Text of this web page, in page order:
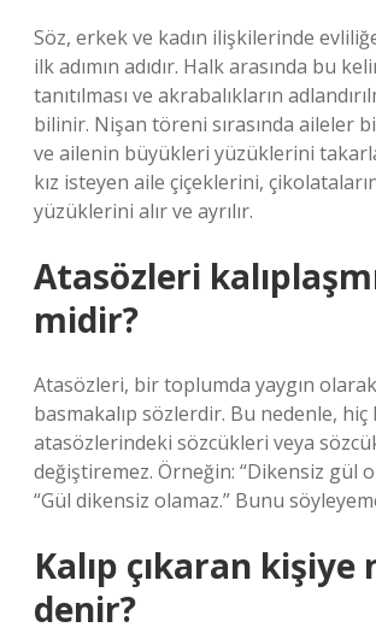
Söz, erkek ve kadın ilişkilerinde
ilk adımın adıdır. Halk arasında bu
tanıtılması ve akrabalıkların
bilinir. Nişan töreni sırasında aileler
ve ailenin büyükleri yüzüklerini
kız isteyen aile çiçeklerini,
yüzüklerini alır ve ayrılır.
Atasözleri
midir?
Atasözleri, bir toplumda yaygın
basmakalıp sözlerdir. Bu nedenle, hiç
atasözlerindeki sözcükleri veya
değiştiremez. Örneğin: “Dikensiz gül
“Gül dikensiz olamaz.” Bunu
Kalıp çıkaran kişiye
denir?